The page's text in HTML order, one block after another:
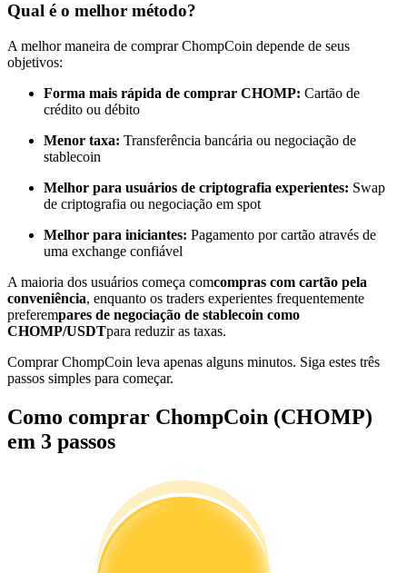
Torne-se um Trader de Cópias
Desfrute da partilha de lucros e comissões de copy trading
Informação
Guia para iniciantes em futuros
Qual é o melhor método?
A melhor maneira de comprar ChompCoin depende de seus
objetivos:
Forma mais rápida de comprar CHOMP: Cartão de
crédito ou débito
Menor taxa: Transferência bancária ou negociação de
stablecoin
Melhor para usuários de criptografia experientes: Swap
de criptografia ou negociação em spot
Melhor para iniciantes: Pagamento por cartão através de
uma exchange confiável
A maioria dos usuários começa comcompras com cartão pela
conveniência, enquanto os traders experientes frequentemente
preferempares de negociação de stablecoin como
CHOMP/USDTpara reduzir as taxas.
Comprar ChompCoin leva apenas alguns minutos. Siga estes três
passos simples para começar.
Como comprar ChompCoin (CHOMP)
em 3 passos